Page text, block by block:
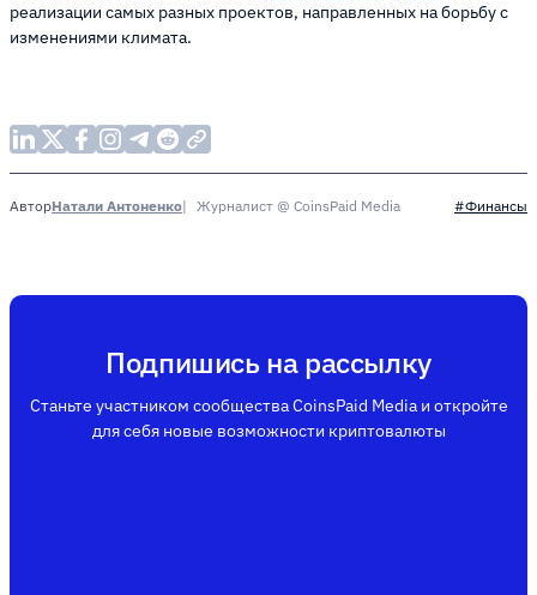
реализации самых разных проектов, направленных на борьбу с
изменениями климата.
АвторНатали Антоненко Журналист @ CoinsPaid Media #Финансы
Подпишись на рассылку
Станьте участником сообщества CoinsPaid Media и откройте
для себя новые возможности криптовалюты